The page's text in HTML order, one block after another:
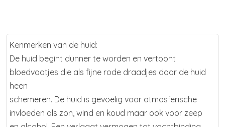
Kenmerken van de huid:
De huid begint dunner te worden en vertoont
bloedvaatjes die als fijne rode draadjes door de huid
heen
schemeren. De huid is gevoelig voor atmosferische
invloeden als zon, wind en koud maar ook voor zeep